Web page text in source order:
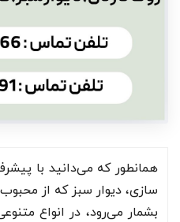
همانطور که می‌دانید با
سازی، دیوار سبز که از
بشمار می‌رود، در انواع